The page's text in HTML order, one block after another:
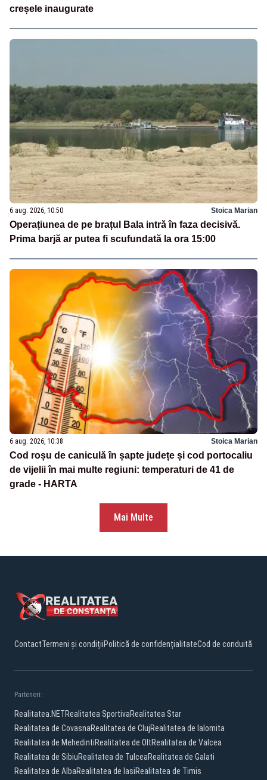
creșele inaugurate
6 aug. 2026, 10:50 Stoica Marian
Operațiunea de pe brațul Bala intră în faza decisivă.
Prima barjă ar putea fi scufundată la ora 15:00
6 aug. 2026, 10:38 Stoica Marian
Cod roșu de caniculă în șapte județe și cod portocaliu
de vijelii în mai multe regiuni: temperaturi de 41 de
grade - HARTA
Mai Multe
ContactTermeni și condițiiPolitică de confidențialitateCod de conduită
Parteneri:
Realitatea.NETRealitatea SportivaRealitatea Star
Realitatea de CovasnaRealitatea de ClujRealitatea de Ialomita
Realitatea de MehedintiRealitatea de OltRealitatea de Valcea
Realitatea de SibiuRealitatea de TulceaRealitatea de Galati
Realitatea de AlbaRealitatea de IasiRealitatea de Timis